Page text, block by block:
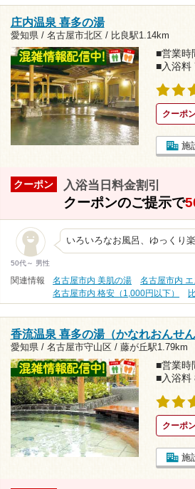
庄内温泉 喜多の湯
愛知県 / 名古屋市北区 / 比良駅1.14km
■営業時
■入浴料
クーポ
施
クーポン 入浴当日料金割引
クーポンのご提示で
50代～ 男性
いろいろなお風呂、ゆっくり
関連情報 名古屋市内 美肌の湯 名古屋市内
名古屋市内 格安（1,000円以下）
香流温泉 喜多の湯（かなれおんせん
愛知県 / 名古屋市守山区 / 藤が丘駅1.79km
■営業時
■入浴料
クーポ
施